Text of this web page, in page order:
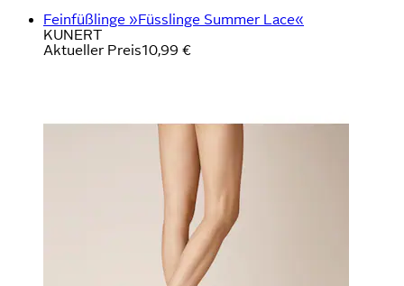
Feinfüßlinge »Füsslinge Summer Lace«
KUNERT
Aktueller Preis10,99 €